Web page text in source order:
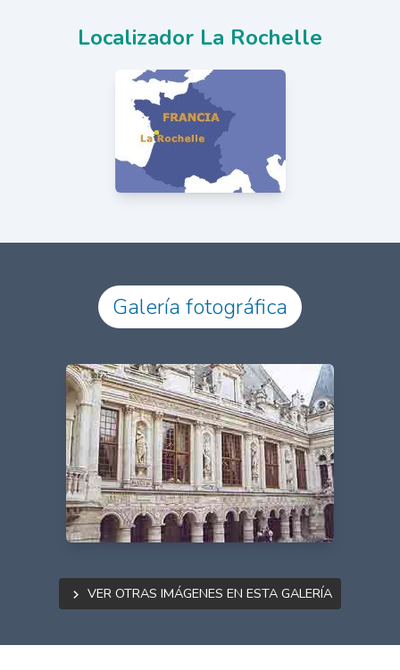
Localizador La Rochelle
Galería fotográfica
Ver otras imágenes en esta galería